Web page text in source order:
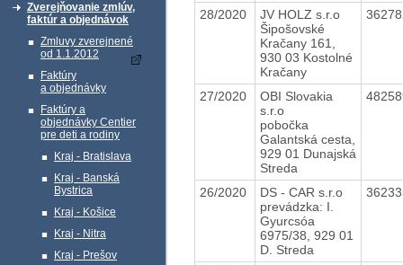
Zverejňovanie zmlúv,
faktúr a objednávok
Zmluvy zverejnené
od 1.1.2012
Faktúry
a objednávky
Faktúry a
objednávky Centier
pre deti a rodiny
Kraj - Bratislava
Kraj - Banská
Bystrica
Kraj - Košice
Kraj - Nitra
Kraj - Prešov
28/2020
JV HOLZ s.r.o
Šipošovské
Kračany 161,
930 03 Kostolné
Kračany
27/2020
OBI Slovakia
s.r.o
pobočka
Galantská cesta,
929 01 Dunajská
Streda
26/2020
DS - CAR s.r.o
prevádzka: I.
Gyurcsóa
6975/38, 929 01
D. Streda